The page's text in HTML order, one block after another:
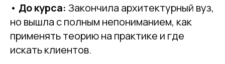
• До курса: Закончила архитектурный вуз,
но вышла с полным непониманием, как
применять теорию на практике и где
искать клиентов.